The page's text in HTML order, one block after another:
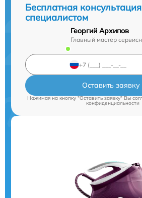
Бесплатная
специалистом
Георгий Архипов
Главный мастер
Оставить заявку
Нажимая на кнопку "Оставить заявку" Вы
конфиденциальности